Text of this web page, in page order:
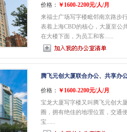
价格： ￥1600-2200元/人/月
来福士广场写字楼毗邻南京路步
表着上海CBD的核心，大厦至公
在大楼下面，为员工和客......
腾飞元创大厦联合办公、共享办
价格： ￥1600-2200元/人/月
宝龙大厦写字楼又叫腾飞元创大
圈，拥有绝佳的地理位置，交通
宝......